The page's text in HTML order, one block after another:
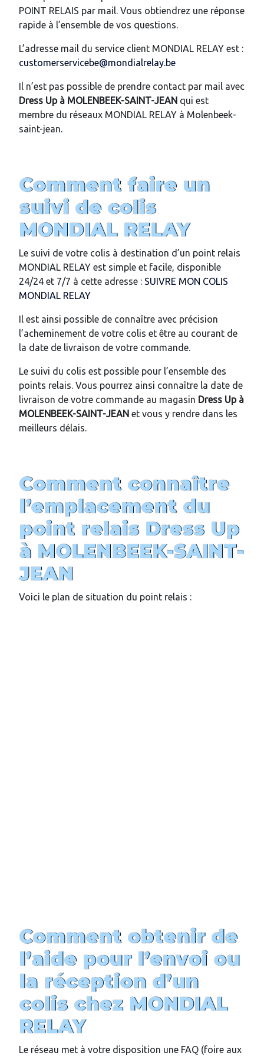
POINT RELAIS par mail. Vous obtiendrez une réponse
rapide à l’ensemble de vos questions.
L’adresse mail du service client MONDIAL RELAY est :
customerservicebe@mondialrelay.be
Il n’est pas possible de prendre contact par mail avec
Dress Upà MOLENBEEK-SAINT-JEAN qui est
membre du réseaux MONDIAL RELAY à Molenbeek-
saint-jean.
Comment faire un
suivi de colis
MONDIAL RELAY
Le suivi de votre colis à destination d’un point relais
MONDIAL RELAY est simple et facile, disponible
24/24 et 7/7 à cette adresse : SUIVRE MON COLIS
MONDIAL RELAY
Il est ainsi possible de connaître avec précision
l’acheminement de votre colis et être au courant de
la date de livraison de votre commande.
Le suivi du colis est possible pour l’ensemble des
points relais. Vous pourrez ainsi connaître la date de
livraison de votre commande au magasin Dress Upà
MOLENBEEK-SAINT-JEAN et vous y rendre dans les
meilleurs délais.
Comment connaître
l’emplacement du
point relais Dress Up
à MOLENBEEK-SAINT-
JEAN
Voici le plan de situation du point relais :
Comment obtenir de
l’aide pour l’envoi ou
la réception d’un
colis chez MONDIAL
RELAY
Le réseau met à votre disposition une FAQ (foire aux